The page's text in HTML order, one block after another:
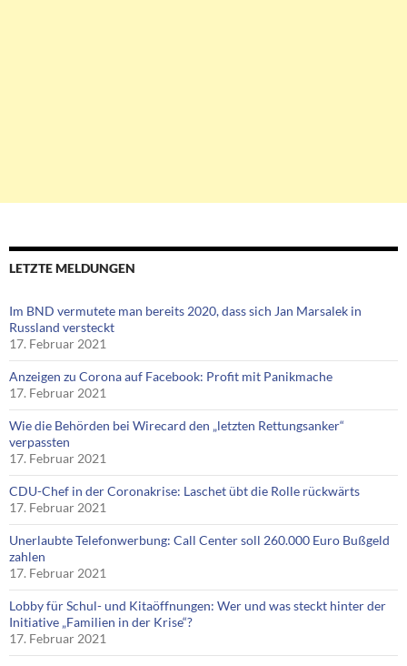
LETZTE MELDUNGEN
Im BND vermutete man bereits 2020, dass sich Jan Marsalek in
Russland versteckt
17. Februar 2021
Anzeigen zu Corona auf Facebook: Profit mit Panikmache
17. Februar 2021
Wie die Behörden bei Wirecard den „letzten Rettungsanker“
verpassten
17. Februar 2021
CDU-Chef in der Coronakrise: Laschet übt die Rolle rückwärts
17. Februar 2021
Unerlaubte Telefonwerbung: Call Center soll 260.000 Euro Bußgeld
zahlen
17. Februar 2021
Lobby für Schul- und Kitaöffnungen: Wer und was steckt hinter der
Initiative „Familien in der Krise“?
17. Februar 2021